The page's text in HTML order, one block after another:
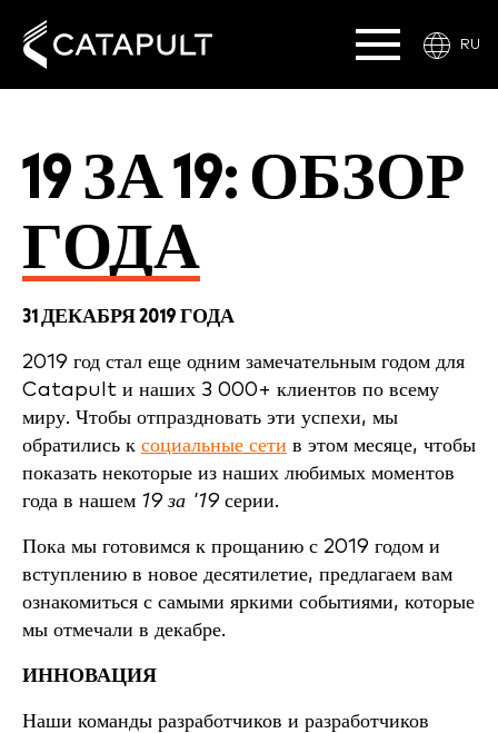
RU
19 ЗА 19: ОБЗОР
ГОДА
31 ДЕКАБРЯ 2019 ГОДА
2019 год стал еще одним замечательным годом для
Catapult и наших 3 000+ клиентов по всему
миру. Чтобы отпраздновать эти успехи, мы
обратились к социальные сети в этом месяце, чтобы
показать некоторые из наших любимых моментов
года в нашем 19 за '19 серии.
Пока мы готовимся к прощанию с 2019 годом и
вступлению в новое десятилетие, предлагаем вам
ознакомиться с самыми яркими событиями, которые
мы отмечали в декабре.
ИННОВАЦИЯ
Наши команды разработчиков и разработчиков